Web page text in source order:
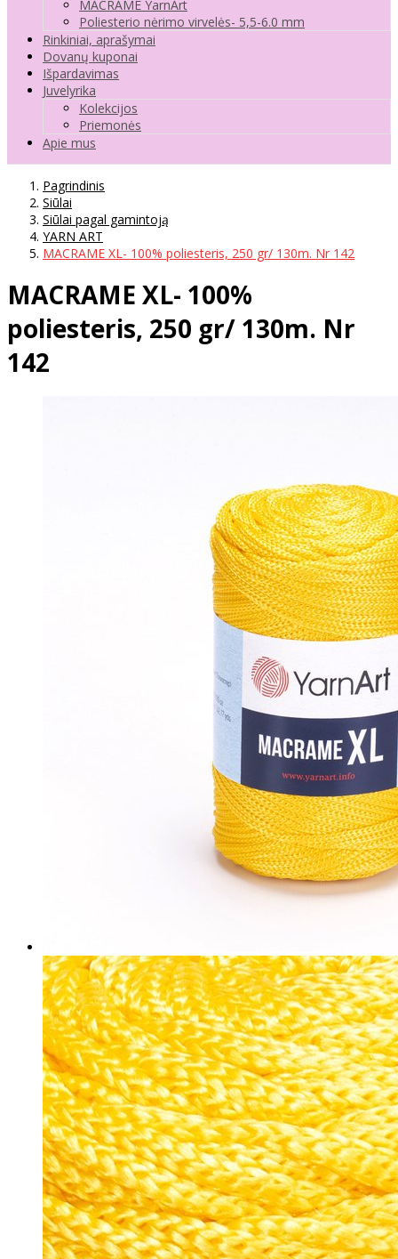
MACRAME YarnArt
Poliesterio nėrimo virvelės- 5,5-6.0 mm
Rinkiniai, aprašymai
Dovanų kuponai
Išpardavimas
Juvelyrika
Kolekcijos
Priemonės
Apie mus
Pagrindinis
Siūlai
Siūlai pagal gamintoją
YARN ART
MACRAME XL- 100% poliesteris, 250 gr/ 130m. Nr 142
MACRAME XL- 100%
poliesteris, 250 gr/ 130m. Nr
142